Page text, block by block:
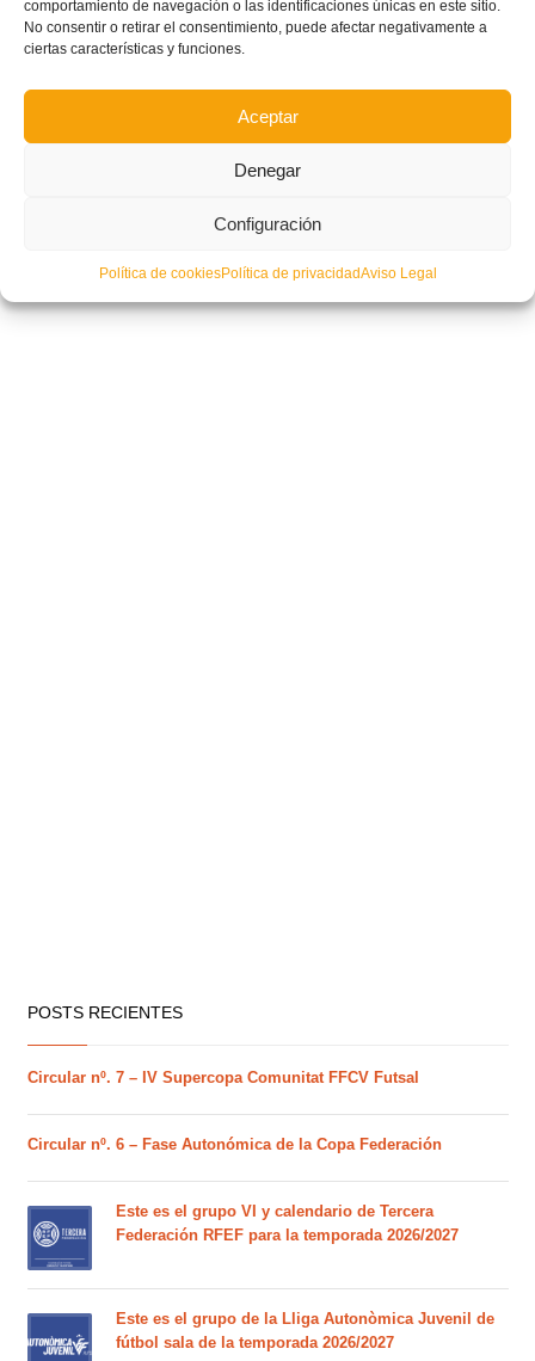
comportamiento de navegación o las identificaciones únicas en este sitio.
No consentir o retirar el consentimiento, puede afectar negativamente a
ciertas características y funciones.
Aceptar
Denegar
Configuración
Política de cookiesPolítica de privacidadAviso Legal
POSTS RECIENTES
Circular nº. 7 – IV Supercopa Comunitat FFCV Futsal
Circular nº. 6 – Fase Autonómica de la Copa Federación
Este es el grupo VI y calendario de Tercera
Federación RFEF para la temporada 2026/2027
Este es el grupo de la Lliga Autonòmica Juvenil de
fútbol sala de la temporada 2026/2027